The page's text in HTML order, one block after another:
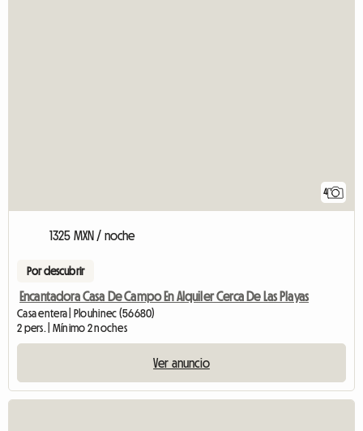
4
1325 MXN / noche
Por descubrir
Encantadora Casa De Campo En Alquiler Cerca De Las Playas
Casa entera | Plouhinec (56680)
2 pers. | Mínimo 2 noches
Ver anuncio